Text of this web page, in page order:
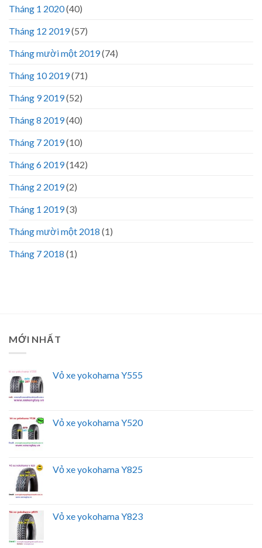
Tháng 1 2020(40)
Tháng 12 2019(57)
Tháng mười một 2019(74)
Tháng 10 2019(71)
Tháng 9 2019(52)
Tháng 8 2019(40)
Tháng 7 2019(10)
Tháng 6 2019(142)
Tháng 2 2019(2)
Tháng 1 2019(3)
Tháng mười một 2018 (1)
Tháng 7 2018 (1)
MỚI NHẤT
Vỏ xe yokohama Y555
Vỏ xe yokohama Y520
Vỏ xe yokohama Y825
Vỏ xe yokohama Y823